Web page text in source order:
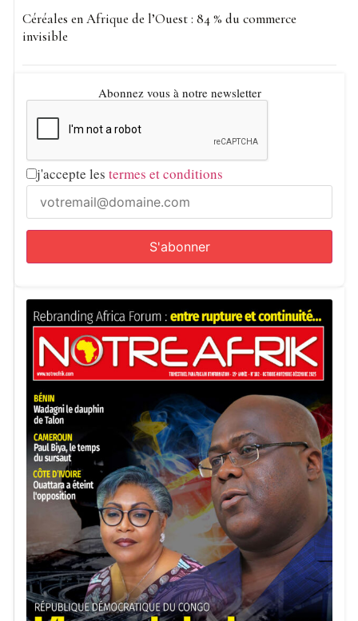
Céréales en Afrique de l’Ouest : 84 % du commerce
invisible
Abonnez vous à notre newsletter
j'accepte les termes et conditions